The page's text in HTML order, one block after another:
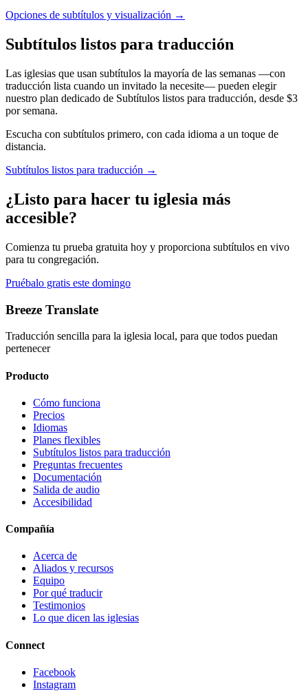
Opciones de subtítulos y visualización →
Subtítulos listos para traducción
Las iglesias que usan subtítulos la mayoría de las semanas —con
traducción lista cuando un invitado la necesite— pueden elegir
nuestro plan dedicado de Subtítulos listos para traducción, desde $3
por semana.
Escucha con subtítulos primero, con cada idioma a un toque de
distancia.
Subtítulos listos para traducción →
¿Listo para hacer tu iglesia más
accesible?
Comienza tu prueba gratuita hoy y proporciona subtítulos en vivo
para tu congregación.
Pruébalo gratis este domingo
Breeze Translate
Traducción sencilla para la iglesia local, para que todos puedan
pertenecer
Producto
Cómo funciona
Precios
Idiomas
Planes flexibles
Subtítulos listos para traducción
Preguntas frecuentes
Documentación
Salida de audio
Accesibilidad
Compañía
Acerca de
Aliados y recursos
Equipo
Por qué traducir
Testimonios
Lo que dicen las iglesias
Connect
Facebook
Instagram